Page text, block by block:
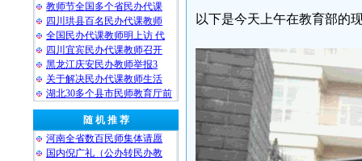
教师节全国多个省民办代课
四川珙县百名民办代课教师
全国民办代课教师明上访 代
四川宜宾民办代课教师召开
黑龙江庆安民办教师举报3
关于解决民办代课教师生活
湖北30多个县市民师教育厅前
随 机 推 荐
河南全省数百民师集体请愿
国内倪广礼（公办转民办教
以下是今天上午在教育部的